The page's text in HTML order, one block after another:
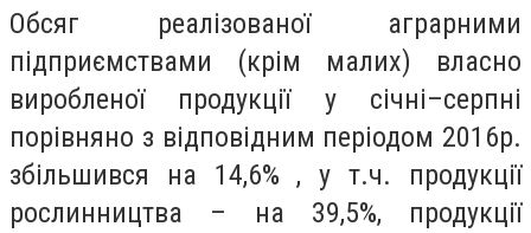
Обсяг реалізованої аграрними
підприємствами (крім малих) власно
виробленої продукції у січні–серпні
порівняно з відповідним періодом 2016р.
збільшився на 14,6% , у т.ч. продукції
рослинництва – на 39,5%, продукції